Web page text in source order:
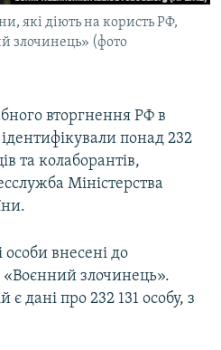
які діють на користь РФ,
злочинець» (фото
вторгнення РФ в
понад 232
та колаборантів,
Міністерства
внесені до
«Воєнний злочинець».
дані про 232 131 особу, з